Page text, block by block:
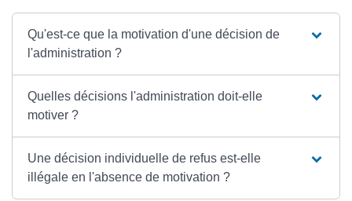
Qu'est-ce que la motivation d'une décision de
l'administration ?
Quelles décisions l'administration doit-elle
motiver ?
Une décision individuelle de refus est-elle
illégale en l'absence de motivation ?